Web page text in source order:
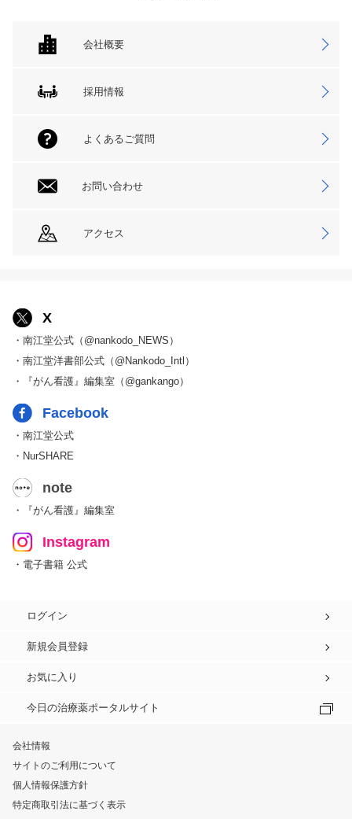
会社概要
採用情報
よくあるご質問
お問い合わせ
アクセス
X
・南江堂公式（@nankodo_NEWS）
・南江堂洋書部公式（@Nankodo_Intl）
・『がん看護』編集室（@gankango）
Facebook
・南江堂公式
・NurSHARE
note
・『がん看護』編集室
Instagram
・電子書籍 公式
ログイン
新規会員登録
お気に入り
今日の治療薬ポータルサイト
会社情報
サイトのご利用について
個人情報保護方針
特定商取引法に基づく表示